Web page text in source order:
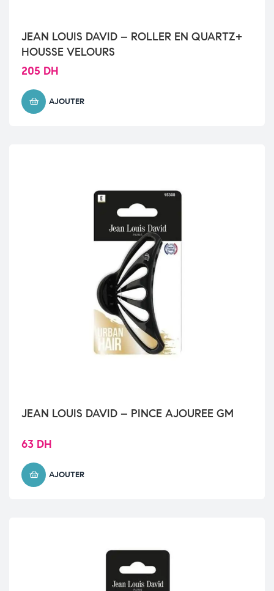
JEAN LOUIS DAVID – ROLLER EN QUARTZ+
HOUSSE VELOURS
205 DH
AJOUTER
JEAN LOUIS DAVID – PINCE AJOUREE GM
63 DH
AJOUTER